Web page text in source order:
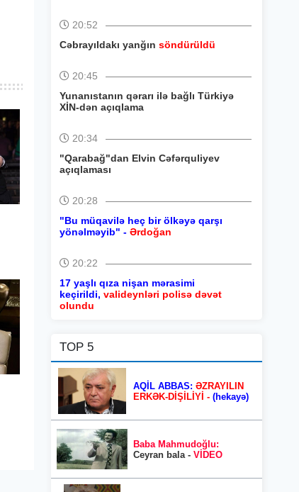
20:52
Cəbrayıldakı yanğın söndürüldü
20:45
Yunanıstanın qərarı ilə bağlı Türkiyə
XİN-dən açıqlama
20:34
"Qarabağ"dan Elvin Cəfərquliyev
açıqlaması
20:28
"Bu müqavilə heç bir ölkəyə qarşı
yönəlməyib" - Ərdoğan
20:22
17 yaşlı qıza nişan mərasimi
keçirildi, valideynləri polisə dəvət
olundu
TOP 5
AQİL ABBAS: ƏZRAYILIN
ERKƏK-DİŞİLİYİ - (hekayə)
Baba Mahmudoğlu:
Ceyran bala - VİDEO